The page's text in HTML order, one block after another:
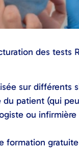
des tests
sur différents
patient (qui
ou infirmière
formation